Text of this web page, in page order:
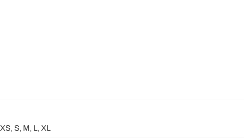
XS, S, M, L, XL